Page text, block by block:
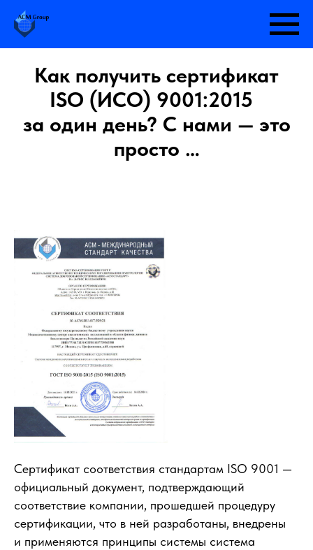
Как получить сертификат
ISO (ИСО) 9001:2015
за один день? С нами — это
просто …
Сертификат соответствия стандартам ISO 9001 —
официальный документ, подтверждающий
соответствие компании, прошедшей процедуру
сертификации, что в ней разработаны, внедрены
и применяются принципы системы система